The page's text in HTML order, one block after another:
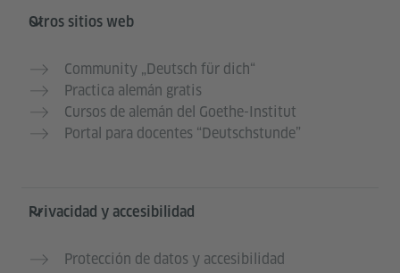
Otros sitios web
Community „Deutsch für dich“
Practica alemán gratis
Cursos de alemán del Goethe-Institut
Portal para docentes “Deutschstunde”
Privacidad y accesibilidad
Protección de datos y accesibilidad